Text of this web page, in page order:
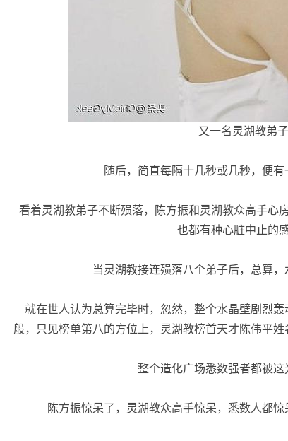
又一名灵湖教弟子
随后，简直每隔十几秒或几秒，便有
看着灵湖教弟子不断殒落，陈方振和灵湖教众高手心
也都有种心脏中止的感
当灵湖教接连殒落八个弟子后，总算，
就在世人认为总算完毕时，忽然，整个水晶壁剧烈
般，只见榜单第八的方位上，灵湖教榜首天才陈伟平姓
整个造化广场悉数强者都被这
陈方振惊呆了，灵湖教众高手惊呆，悉数人都惊